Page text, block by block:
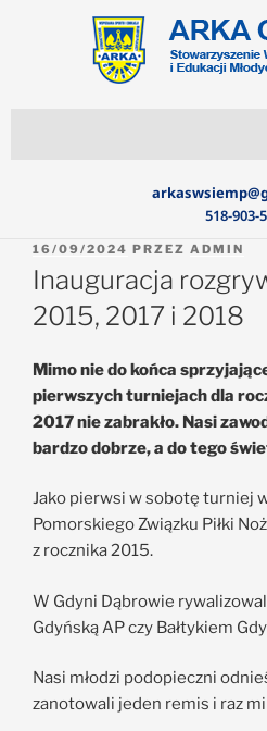
518-903-
16/09/2024 PRZEZ ADMIN
Inauguracja
2015, 2017 i 2018
Mimo nie do końca
pierwszych turniejach dla
2017 nie zabrakło. Nasi
bardzo dobrze, a do tego
Jako pierwsi w sobotę turniej
Pomorskiego Związku Piłki
z rocznika 2015.
W Gdyni Dąbrowie
Gdyńską AP czy Bałtykiem
Nasi młodzi podopieczni
zanotowali jeden remis i raz